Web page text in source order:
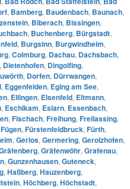
, Bamberg, Baudenbach, Baunach,
, Biberach, Bissingen,
, Buchenberg, Bürgstadt,
, Burgsinn, Burgwindheim,
, Colmburg, Dachau, Dachsbach,
, Dietenhofen, Dingolfing,
, Dorfen, Dürrwangen,
, Eggenfelden, Eging am See,
, Ellingen, Elsenfeld, Eltmann,
, Eschlkam, Eslarn, Essenbach,
, Fischach, Freihung, Freilassing,
Fügen, Fürstenfeldbruck, Fürth,
, Gerlos, Germering, Gerolzhofen,
, Gräfenwöhr, Grafenau,
, Gunzenhausen, Guteneck,
, Haßberg, Hauzenberg,
, Höchberg, Höchstadt,